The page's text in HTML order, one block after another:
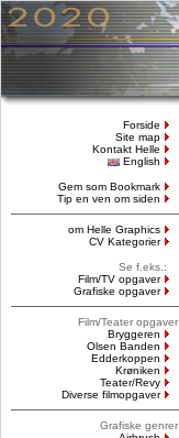
Forside
Site map
Kontakt Helle
English
Gem som Bookmark
Tip en ven om siden
om Helle Graphics
CV Kategorier
Se f.eks.:
Film/TV opgaver
Grafiske opgaver
Film/Teater opgaver
Bryggeren
Olsen Banden
Edderkoppen
Krøniken
Teater/Revy
Diverse filmopgaver
Grafiske genrer